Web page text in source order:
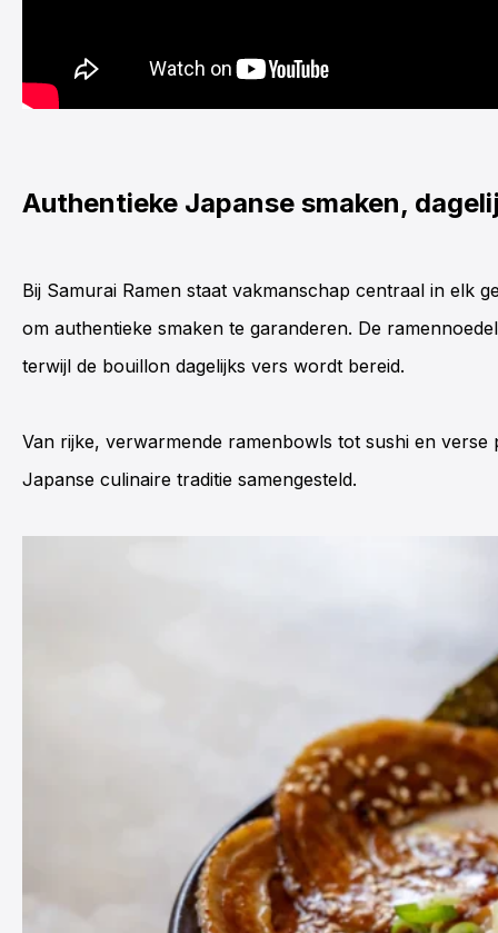
Authentieke Japanse smaken,
Bij Samurai Ramen staat vakmanschap centraal in elk
om authentieke smaken te garanderen. De
terwijl de bouillon dagelijks vers wordt bereid.
Van rijke, verwarmende ramenbowls tot sushi en
Japanse culinaire traditie samengesteld.